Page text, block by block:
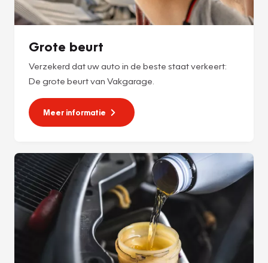
Grote beurt
Verzekerd dat uw auto in de beste staat verkeert:
De grote beurt van Vakgarage.
Meer informatie